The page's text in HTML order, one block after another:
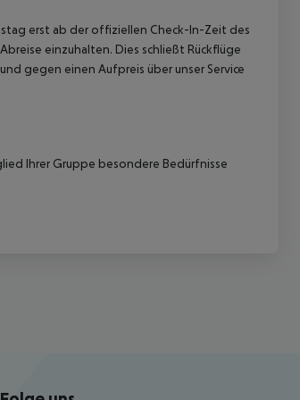
erst ab der offiziellen Check-In-Zeit des
einzuhalten. Dies schließt Rückflüge
gegen einen Aufpreis über unser Service
Ihrer Gruppe besondere Bedürfnisse